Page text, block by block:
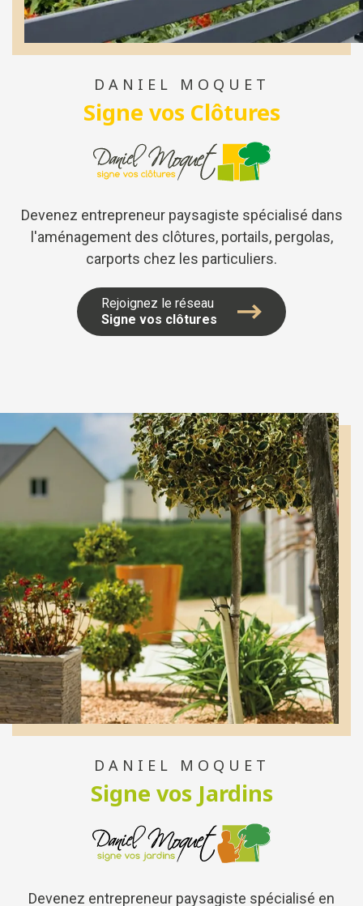
DANIEL MOQUET
Signe vos Clôtures
Devenez entrepreneur paysagiste spécialisé dans
l'aménagement des clôtures, portails, pergolas,
carports chez les particuliers.
Rejoignez le réseau
Signe vos clôtures
DANIEL MOQUET
Signe vos Jardins
Devenez entrepreneur paysagiste spécialisé en